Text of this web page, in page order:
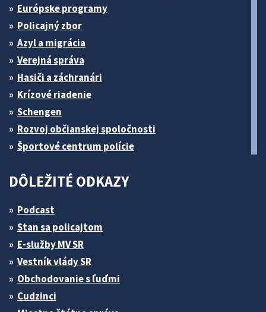
Európske programy
Policajný zbor
Azyl a migrácia
Verejná správa
Hasiči a záchranári
Krízové riadenie
Schengen
Rozvoj občianskej spoločnosti
Športové centrum polície
DÔLEŽITÉ ODKAZY
Podcast
Stan sa policajtom
E-služby MV SR
Vestník vlády SR
Obchodovanie s ľuďmi
Cudzinci